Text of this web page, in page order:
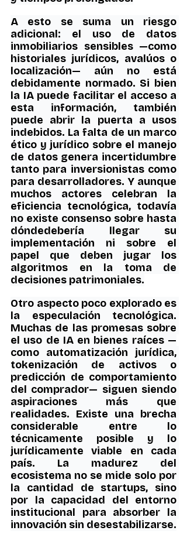
A esto se suma un riesgo
adicional: el uso de datos
inmobiliarios sensibles —como
historiales jurídicos, avalúos o
localización— aún no está
debidamente normado. Si bien
la IA puede facilitar el acceso a
esta información, también
puede abrir la puerta a usos
indebidos. La falta de un marco
ético y jurídico sobre el manejo
de datos genera incertidumbre
tanto para inversionistas como
para desarrolladores. Y aunque
muchos actores celebran la
eficiencia tecnológica, todavía
no existe consenso sobre hasta
dóndedebería llegar su
implementación ni sobre el
papel que deben jugar los
algoritmos en la toma de
decisiones patrimoniales.
Otro aspecto poco explorado es
la especulación tecnológica.
Muchas de las promesas sobre
el uso de IA en bienes raíces —
como automatización jurídica,
tokenización de activos o
predicción de comportamiento
del comprador— siguen siendo
aspiraciones más que
realidades. Existe una brecha
considerable entre lo
técnicamente posible y lo
jurídicamente viable en cada
país. La madurez del
ecosistema no se mide solo por
la cantidad de startups, sino
por la capacidad del entorno
institucional para absorber la
innovación sin desestabilizarse.